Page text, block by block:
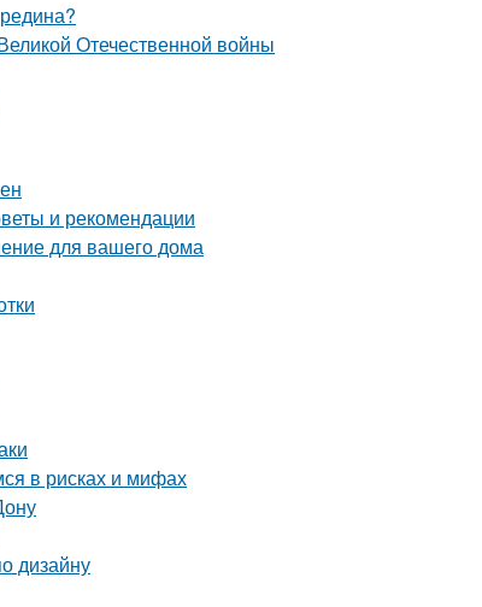
Отечественной войны
и рекомендации
для вашего дома
в рисках и мифах
дизайну